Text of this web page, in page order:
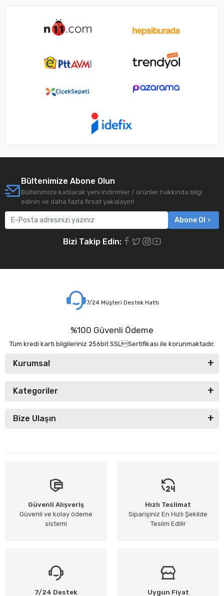
Bültenimize Abone Olun
Bültenimize katılarak yeni indirimler / ürünler hakkında bilgi
edinin ve daha fazla fırsat yakalayın!
Abone Ol
Bizi Takip Edin:
7/24 Müşteri Destek Hattı
%100 Güvenli Ödeme
Tüm kredi kartı bilgileriniz 256bit SSLSertifikası ile korunmaktadır.
Kurumsal
Kategoriler
Bize Ulaşın
Güvenli Alışveriş
Güvenli ve kolay ödeme
sistemi
Hızlı Teslimat
Siparişiniz En Hızlı Şekilde
Teslim Edilir
7/24 Destek Uygun Fiyat